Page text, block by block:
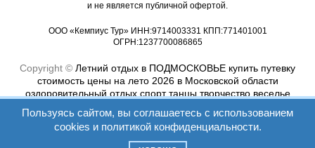
и не является публичной офертой.
ООО «Кемпиус Тур» ИНН:9714003331 КПП:771401001
ОГРН:1237700086865
Copyright © Летний отдых в ПОДМОСКОВЬЕ купить путевку
стоимость цены на лето 2026 в Московской области
оздоровительный отдых спорт танцы творчество веселье
Пользуясь сайтом, вы соглашаетесь с использованием
cookies и политикой конфиденциальности.